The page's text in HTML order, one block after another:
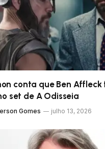
conta que Ben Affleck
set de A Odisseia
Gomes julho 13, 2026